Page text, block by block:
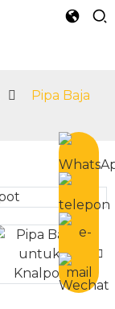
Pipa Baja